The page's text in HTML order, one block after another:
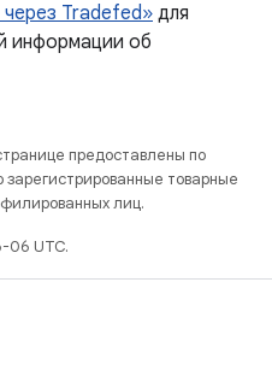
Tradefed» для
информации об
предоставлены по
зарегистрированные товарные
лиц.
06 UTC.